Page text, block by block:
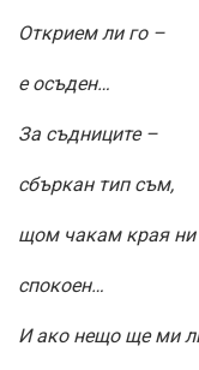
Открием ли го –
е осъден…
За съдниците –
сбъркан тип съм,
щом чакам края ни
спокоен…
И ако нещо ще ми